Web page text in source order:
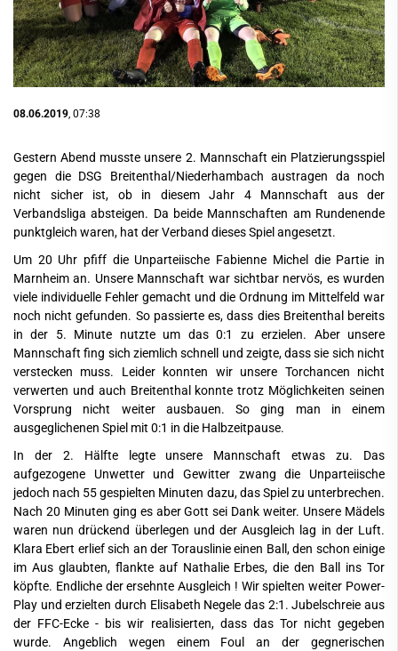
08.06.2019 , 07:38
Gestern Abend musste unsere 2. Mannschaft ein Platzierungsspiel
gegen die DSG Breitenthal/Niederhambach austragen da noch
nicht sicher ist, ob in diesem Jahr 4 Mannschaft aus der
Verbandsliga absteigen. Da beide Mannschaften am Rundenende
punktgleich waren, hat der Verband dieses Spiel angesetzt.
Um 20 Uhr pfiff die Unparteiische Fabienne Michel die Partie in
Marnheim an. Unsere Mannschaft war sichtbar nervös, es wurden
viele individuelle Fehler gemacht und die Ordnung im Mittelfeld war
noch nicht gefunden. So passierte es, dass dies Breitenthal bereits
in der 5. Minute nutzte um das 0:1 zu erzielen. Aber unsere
Mannschaft fing sich ziemlich schnell und zeigte, dass sie sich nicht
verstecken muss. Leider konnten wir unsere Torchancen nicht
verwerten und auch Breitenthal konnte trotz Möglichkeiten seinen
Vorsprung nicht weiter ausbauen. So ging man in einem
ausgeglichenen Spiel mit 0:1 in die Halbzeitpause.
In der 2. Hälfte legte unsere Mannschaft etwas zu. Das
aufgezogene Unwetter und Gewitter zwang die Unparteiische
jedoch nach 55 gespielten Minuten dazu, das Spiel zu unterbrechen.
Nach 20 Minuten ging es aber Gott sei Dank weiter. Unsere Mädels
waren nun drückend überlegen und der Ausgleich lag in der Luft.
Klara Ebert erlief sich an der Torauslinie einen Ball, den schon einige
im Aus glaubten, flankte auf Nathalie Erbes, die den Ball ins Tor
köpfte. Endliche der ersehnte Ausgleich ! Wir spielten weiter Power-
Play und erzielten durch Elisabeth Negele das 2:1. Jubelschreie aus
der FFC-Ecke - bis wir realisierten, dass das Tor nicht gegeben
wurde. Angeblich wegen einem Foul an der gegnerischen